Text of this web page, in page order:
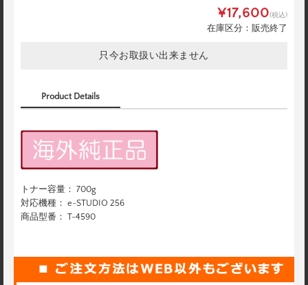
¥17,600(税込)
在庫区分：販売終了
只今お取扱い出来ません
Product Details
トナー容量： 700g
対応機種： e-STUDIO 256
商品型番： T-4590